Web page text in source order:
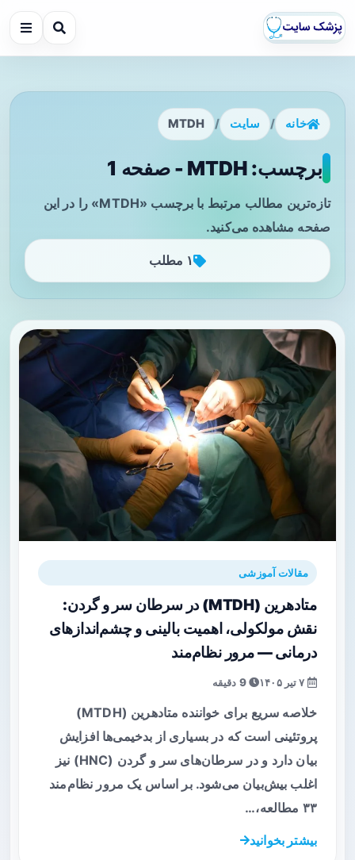
خانه / سایت /
MTDH
برچسب: MTDH - صفحه 1
تازه‌ترین مطالب مرتبط با برچسب «MTDH» را در این
صفحه مشاهده می‌کنید.
۱ مطلب
مقالات آموزشی
متادهرین (MTDH) در سرطان سر و گردن:
نقش مولکولی، اهمیت بالینی و چشم‌اندازهای
درمانی — مرور نظام‌مند
9 دقیقه
خلاصه سریع برای خواننده متادهرین (MTDH)
پروتئینی است که در بسیاری از بدخیمی‌ها افزایش
بیان دارد و در سرطان‌های سر و گردن (HNC) نیز
اغلب بیش‌بیان می‌شود. بر اساس یک مرور نظام‌مند
۳۳ مطالعه،…
بیشتر بخوانید